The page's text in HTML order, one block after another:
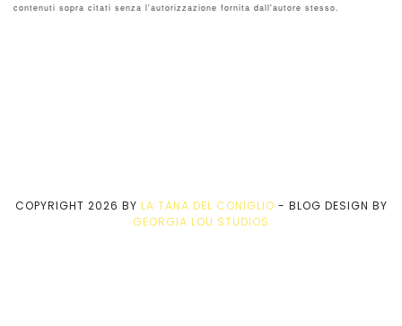
contenuti sopra citati senza l'autorizzazione fornita dall'autore stesso.
COPYRIGHT 2026 BY LA TANA DEL CONIGLIO - BLOG DESIGN BY
GEORGIA LOU STUDIOS